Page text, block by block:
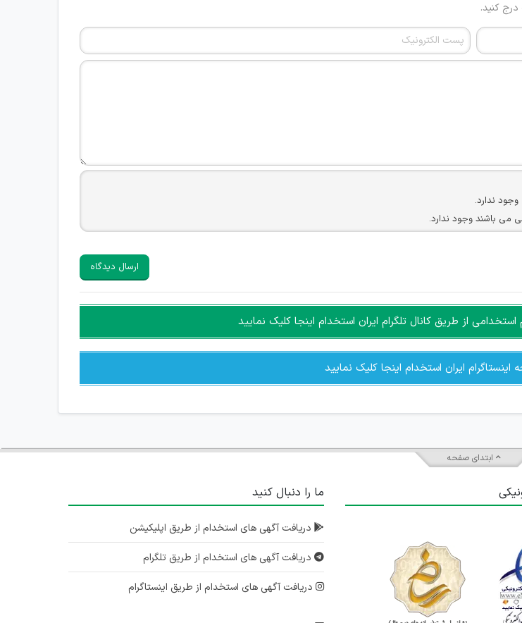
درج کنید.
وجود ندارد.
سایت وجود ندارد.
ارسال دیدگاه
از طریق کانال تلگرام ایران استخدام اینجا کلیک نمایید
ایران استخدام اینجا کلیک نمایید
ابتدای صفحه
ما را دنبال کنید
دریافت آگهی های استخدام از طریق اپلیکیشن
دریافت آگهی های استخدام از طریق تلگرام
دریافت آگهی های استخدام از طریق اینستاگرام